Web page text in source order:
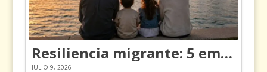
Resiliencia migrante: 5 emociones y cómo gestionarlas
JULIO 9, 2026